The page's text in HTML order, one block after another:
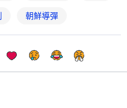
朝鮮導彈